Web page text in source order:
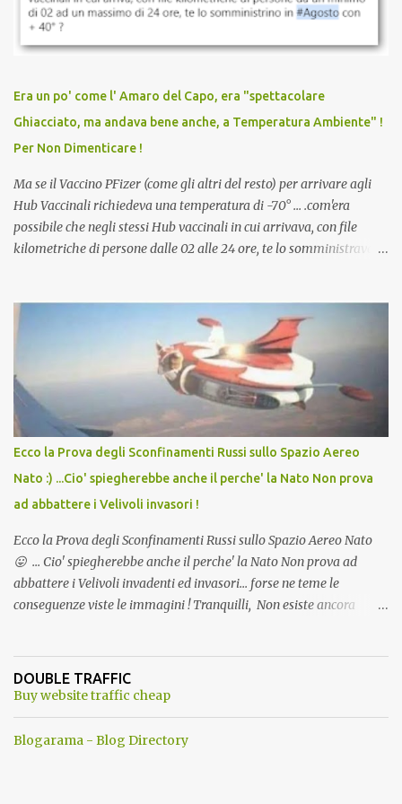
vaccinato, nessuno aveva prima cercato di farti sentire una
persona cattiva. Non avevamo mai visto un vaccino che minacci le
vaccino usato per minacciare i mezzi di sussistenza, il lavoro o la
scuola. Non avevamo mai visto un vaccino che permettesse a un
dodicenne di ignorare il consenso dei genitori. Dopo tutti i vaccini
che abbiamo elencato sopra...
Era un po' come l' Amaro del Capo, era "spettacolare
Ghiacciato, ma andava bene anche, a Temperatura Ambiente" !
Per Non Dimenticare !
Ma se il Vaccino PFizer (come gli altri del resto) per arrivare agli
Hub Vaccinali richiedeva una temperatura di -70° ... .com'era
possibile che negli stessi Hub vaccinali in cui arrivava, con file
kilometriche di persone dalle 02 alle 24 ore, te lo somministravano
Vaccino come: l' Amaro del Capo, era "spettacolare Ghiacciato, ma
andava bene anche, a Temperatura Ambiente"! Riproponiamo
l'articolo per NON Dimenticare!
Ecco la Prova degli Sconfinamenti Russi sullo Spazio Aereo
Nato :) ...Cio' spiegherebbe anche il perche' la Nato Non prova
ad abbattere i Velivoli invasori !
Ecco la Prova degli Sconfinamenti Russi sullo Spazio Aereo Nato
😛 ... Cio' spiegherebbe anche il perche' la Nato Non prova ad
abbattere i Velivoli invadenti ed invasori... forse ne teme le
conseguenze viste le immagini ! Tranquilli, Non esiste ancora
ancora una fantasia Nato o forse una "False Flag", per provocare
una guerra mondiale che difficilmente da menti sane, potrebbe
DOUBLE TRAFFIC
Buy website traffic cheap
Blogarama - Blog Directory